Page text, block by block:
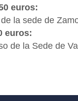
euros:
la sede de
euros:
de la Sede de